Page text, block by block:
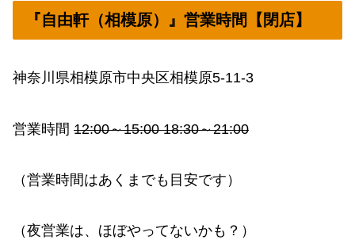
『自由軒（相模原）』営業時間【閉店】
神奈川県相模原市中央区相模原5-11-3
営業時間 12:00～15:00 18:30～21:00
（営業時間はあくまでも目安です）
（夜営業は、ほぼやってないかも？）